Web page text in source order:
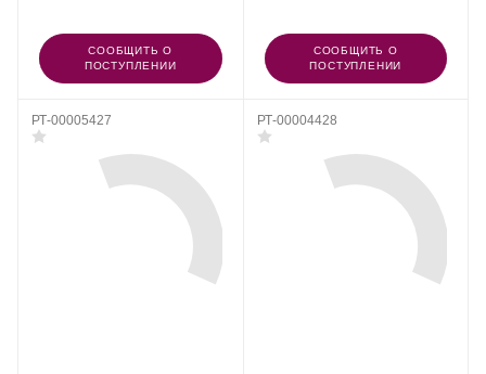
СООБЩИТЬ О
ПОСТУПЛЕНИИ
СООБЩИТЬ О
ПОСТУПЛЕНИИ
РТ-00005427 РТ-00004428